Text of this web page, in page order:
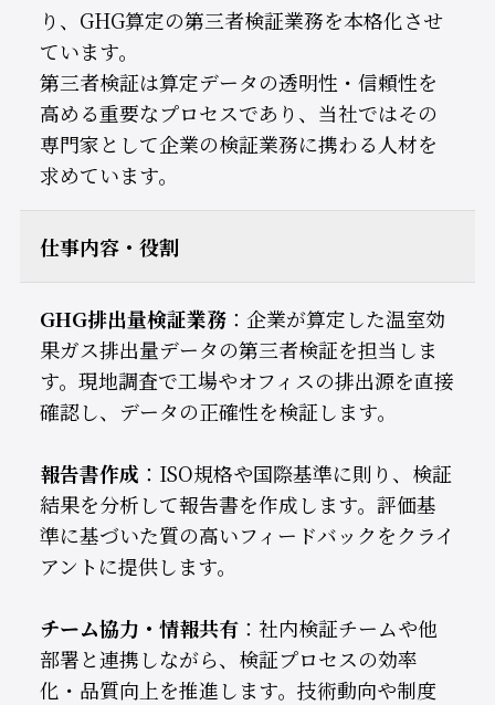
り、GHG算定の第三者検証業務を本格化させ
ています。
第三者検証は算定データの透明性・信頼性を
高める重要なプロセスであり、当社ではその
専門家として企業の検証業務に携わる人材を
求めています。
仕事内容・役割
GHG排出量検証業務：企業が算定した温室効
果ガス排出量データの第三者検証を担当しま
す。現地調査で工場やオフィスの排出源を直接
確認し、データの正確性を検証します。
報告書作成 ：ISO規格や国際基準に則り、検証
結果を分析して報告書を作成します。評価基
準に基づいた質の高いフィードバックをクライ
アントに提供します。
チーム協力・情報共有：社内検証チームや他
部署と連携しながら、検証プロセスの効率
化・品質向上を推進します。技術動向や制度